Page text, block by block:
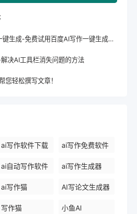
免费试用百度AI写作一键生成，轻松完成文案创作！
决AI工具栏消失问题的方法
您轻松撰写文章！
ai写作软件下载 ai写作免费软件
ai自动写作软件 ai写作生成器
ai写作猫 AI写论文生成器
写作猫 小鱼AI